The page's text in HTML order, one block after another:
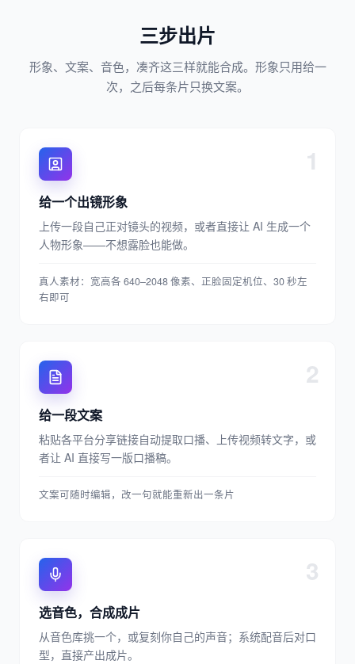
三步出片
形象、文案、音色，凑齐这三样就能合成。形象只用给一
次，之后每条片只换文案。
1
给一个出镜形象
上传一段自己正对镜头的视频，或者直接让 AI 生成一个
人物形象——不想露脸也能做。
真人素材：宽高各 640–2048 像素、正脸固定机位、30 秒左
右即可
2
给一段文案
粘贴各平台分享链接自动提取口播、上传视频转文字，或
者让 AI 直接写一版口播稿。
文案可随时编辑，改一句就能重新出一条片
3
选音色，合成成片
从音色库挑一个，或复刻你自己的声音；系统配音后对口
型，直接产出成片。